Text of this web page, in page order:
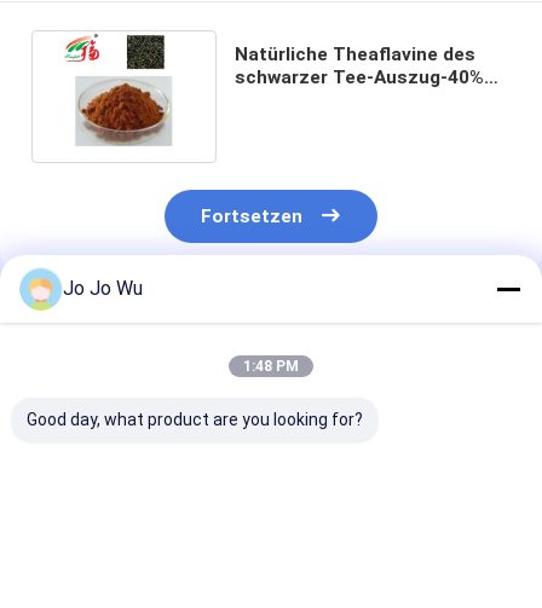
Natürliche Theaflavine des
schwarzer Tee-Auszug-40%
Fortsetzen
Empfohlene Produkte
Jo Jo Wu
1:48 PM
Good day, what product are you looking for?